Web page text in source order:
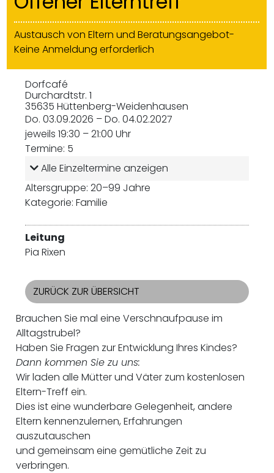
Austausch von Eltern und Beratungsangebot-
Keine Anmeldung erforderlich
Dorfcafé
Durchardtstr. 1
35635 Hüttenberg-Weidenhausen
Do. 03.09.2026 – Do. 04.02.2027
jeweils 19:30 – 21:00 Uhr
Termine: 5
Alle Einzeltermine anzeigen
Altersgruppe: 20–99 Jahre
Kategorie: Familie
Leitung
Pia Rixen
ZURÜCK ZUR ÜBERSICHT
Brauchen Sie mal eine Verschnaufpause im
Alltagstrubel?
Haben Sie Fragen zur Entwicklung Ihres Kindes?
Dann kommen Sie zu uns:
Wir laden alle Mütter und Väter zum kostenlosen
Eltern-Treff ein.
Dies ist eine wunderbare Gelegenheit, andere
Eltern kennenzulernen, Erfahrungen
auszutauschen
und gemeinsam eine gemütliche Zeit zu
verbringen.